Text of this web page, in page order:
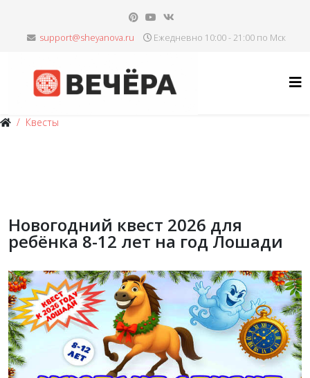
Ежедневно 10:00 - 21:00 по Мск
Квесты
Новогодний квест 2026 для
ребёнка 8-12 лет на год Лошади